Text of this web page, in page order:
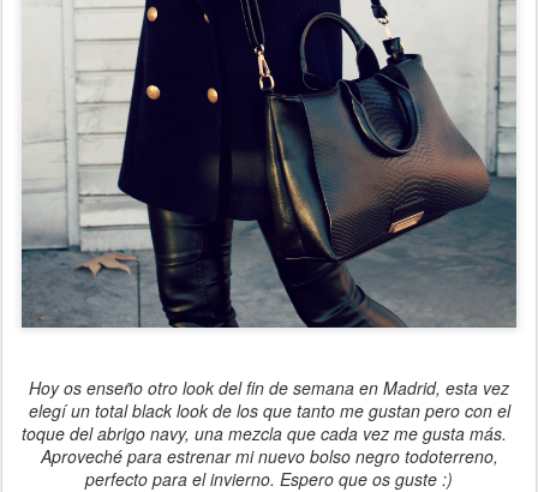
Hoy os enseño otro look del fin de semana en Madrid, esta vez
elegí un total black look de los que tanto me gustan pero con el
toque del abrigo navy, una mezcla que cada vez me gusta más.
Aproveché para estrenar mi nuevo bolso negro todoterreno,
perfecto para el invierno. Espero que os guste :)